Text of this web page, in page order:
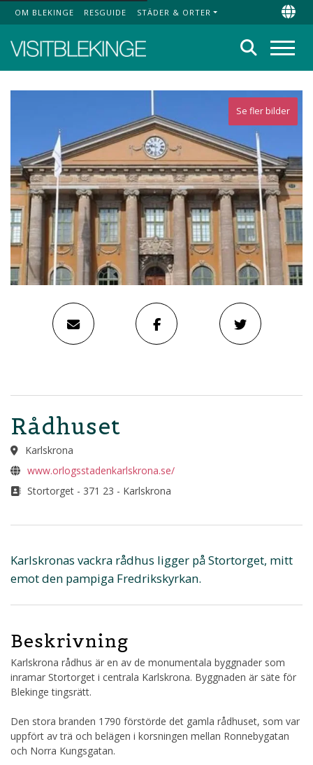
Top Menu
OM BLEKINGE RESGUIDE STÄDER & ORTER
Sök
Se fler bilder
Rådhuset
Karlskrona
www.orlogsstadenkarlskrona.se/
Stortorget - 371 23 - Karlskrona
Karlskronas vackra rådhus ligger på Stortorget, mitt
emot den pampiga Fredrikskyrkan.
Beskrivning
Karlskrona rådhus är en av de monumentala byggnader som
inramar Stortorget i centrala Karlskrona. Byggnaden är säte för
Blekinge tingsrätt.
Den stora branden 1790 förstörde det gamla rådhuset, som var
uppfört av trä och belägen i korsningen mellan Ronnebygatan
och Norra Kungsgatan.